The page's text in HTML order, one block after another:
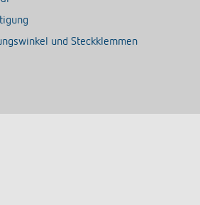
und Steckklemmen